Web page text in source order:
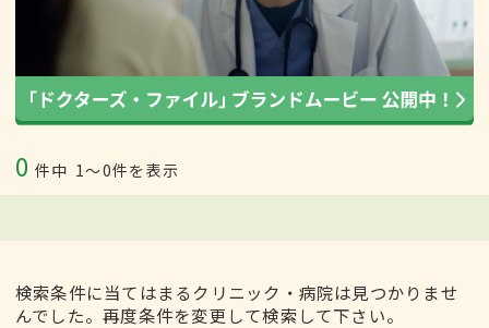
0 件中 1〜0件を表示
検索条件に当てはまるクリニック・病院は見つかりませ
んでした。再度条件を変更して検索して下さい。